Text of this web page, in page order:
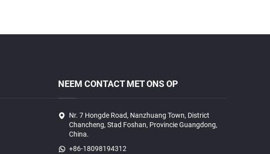
NEEM CONTACT MET ONS OP
Nr. 7 Hongde Road, Nanzhuang Town, District
Chancheng, Stad Foshan, Provincie Guangdong,
China.
+86-18098194312